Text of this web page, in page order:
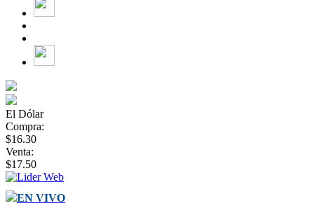
El Dólar
Compra:
$16.30
Venta:
$17.50
EN VIVO